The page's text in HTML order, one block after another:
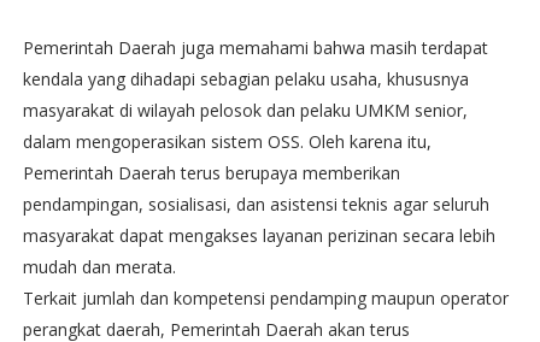
Pemerintah Daerah juga memahami bahwa masih terdapat
kendala yang dihadapi sebagian pelaku usaha, khususnya
masyarakat di wilayah pelosok dan pelaku UMKM senior,
dalam mengoperasikan sistem OSS. Oleh karena itu,
Pemerintah Daerah terus berupaya memberikan
pendampingan, sosialisasi, dan asistensi teknis agar seluruh
masyarakat dapat mengakses layanan perizinan secara lebih
mudah dan merata.
Terkait jumlah dan kompetensi pendamping maupun operator
perangkat daerah, Pemerintah Daerah akan terus